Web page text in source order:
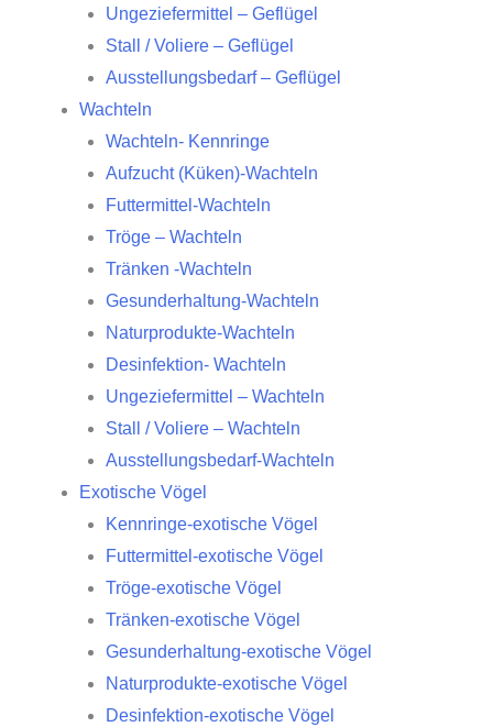
Ungeziefermittel – Geflügel
Stall / Voliere – Geflügel
Ausstellungsbedarf – Geflügel
Wachteln
Wachteln- Kennringe
Aufzucht (Küken)-Wachteln
Futtermittel-Wachteln
Tröge – Wachteln
Tränken -Wachteln
Gesunderhaltung-Wachteln
Naturprodukte-Wachteln
Desinfektion- Wachteln
Ungeziefermittel – Wachteln
Stall / Voliere – Wachteln
Ausstellungsbedarf-Wachteln
Exotische Vögel
Kennringe-exotische Vögel
Futtermittel-exotische Vögel
Tröge-exotische Vögel
Tränken-exotische Vögel
Gesunderhaltung-exotische Vögel
Naturprodukte-exotische Vögel
Desinfektion-exotische Vögel